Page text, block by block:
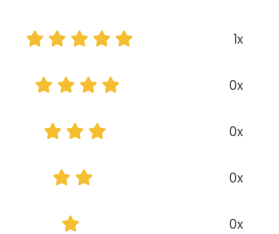
1x
0x
0x
0x
0x